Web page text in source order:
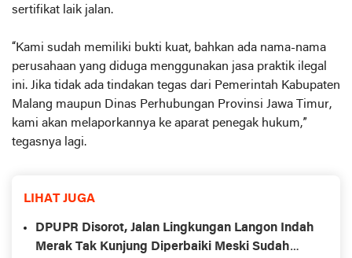
sertifikat laik jalan.
“Kami sudah memiliki bukti kuat, bahkan ada nama-nama
perusahaan yang diduga menggunakan jasa praktik ilegal
ini. Jika tidak ada tindakan tegas dari Pemerintah Kabupaten
Malang maupun Dinas Perhubungan Provinsi Jawa Timur,
kami akan melaporkannya ke aparat penegak hukum,”
tegasnya lagi.
LIHAT JUGA
DPUPR Disorot, Jalan Lingkungan Langon Indah
Merak Tak Kunjung Diperbaiki Meski Sudah